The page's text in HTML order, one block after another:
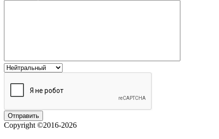
Copyright ©2016-2026